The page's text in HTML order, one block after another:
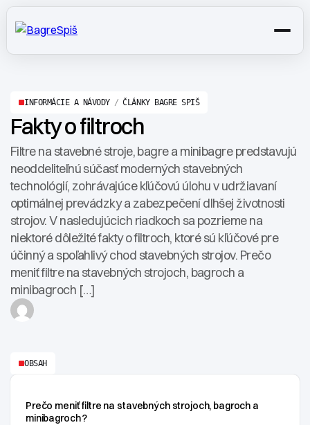
INFORMÁCIE A NÁVODY / ČLÁNKY BAGRE SPIŠ
OBSAH
Prečo meniť filtre na stavebných strojoch, bagroch a
minibagroch ?
Fakty o filtroch
Filtre na stavebné stroje, bagre a minibagre predstavujú
neoddeliteľnú súčasť moderných stavebných
technológií, zohrávajúce kľúčovú úlohu v udržiavaní
optimálnej prevádzky a zabezpečení dlhšej životnosti
strojov. V nasledujúcich riadkoch sa pozrieme na
niektoré dôležité fakty o filtroch, ktoré sú kľúčové pre
účinný a spoľahlivý chod stavebných strojov. Prečo
meniť filtre na stavebných strojoch, bagroch a
minibagroch […]